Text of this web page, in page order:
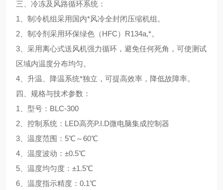
三、冷冻及风路循环系统：
1、制冷机组采用国内*风冷全封闭压缩机组。
2、制冷剂采用环保绿色（HFC）R134a,*。
3、采用离心式送风机强力循环，避免任何死角，可使测试
区域内温度分布均匀。
4、升温、降温系统*独立，可提高效率，降低故障率。
四、规格与技术参数：
1、型号：BLC-300
2、控制系统：LED高亮P.I.D微电脑集成控制器
3、温度范围：5℃～60℃
4、温度波动：±0.5℃
5、温度均匀度：±1.5℃
6、温度指示精度：0.1℃